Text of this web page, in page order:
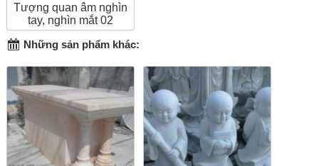
Tượng quan âm nghìn
tay, nghìn mắt 02
Những sản phẩm khác: